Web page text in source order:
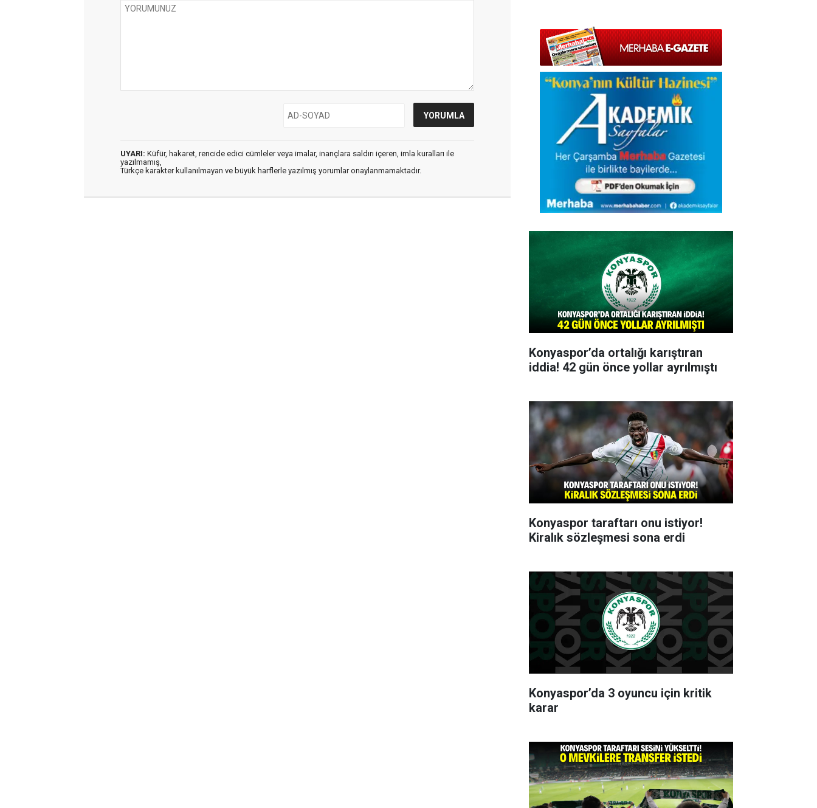
UYARI: Küfür, hakaret, rencide edici cümleler veya imalar, inançlara saldırı içeren, imla kuralları ile
yazılmamış,
Türkçe karakter kullanılmayan ve büyük harflerle yazılmış yorumlar onaylanmamaktadır.
Konyaspor’da ortalığı karıştıran
iddia! 42 gün önce yollar ayrılmıştı
Konyaspor taraftarı onu istiyor!
Kiralık sözleşmesi sona erdi
Konyaspor’da 3 oyuncu için kritik
karar